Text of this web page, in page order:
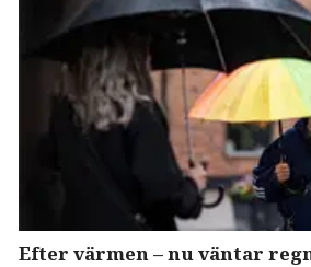
Efter värmen – nu väntar